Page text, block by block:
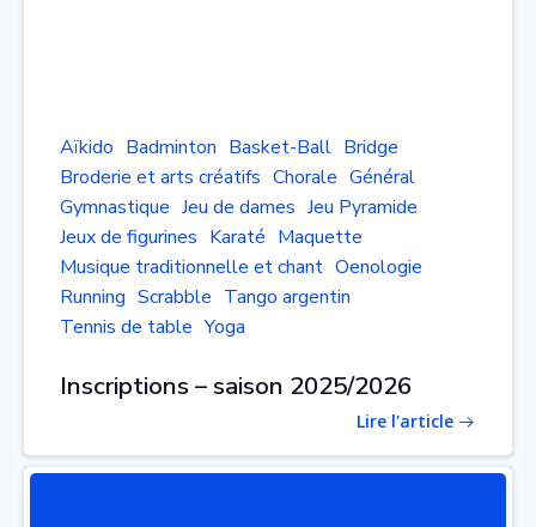
Aïkido Badminton Basket-Ball Bridge
Broderie et arts créatifs Chorale Général
Gymnastique Jeu de dames Jeu Pyramide
Jeux de figurines Karaté Maquette
Musique traditionnelle et chant Oenologie
Running Scrabble Tango argentin
Tennis de table Yoga
Inscriptions – saison 2025/2026
Lire l'article